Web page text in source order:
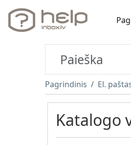
Pagrindinis El.
Katalogo